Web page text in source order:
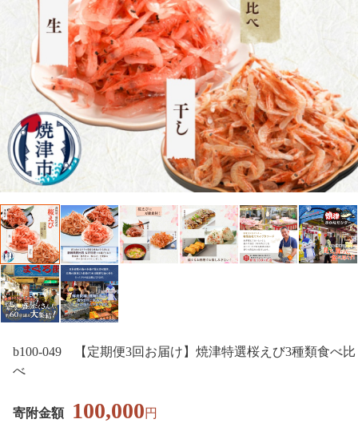
b100-049 【定期便3回お届け】焼津特選桜えび3種類食べ比
べ
寄附金額 100,000円